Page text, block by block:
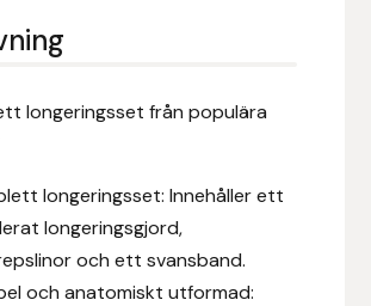
longeringsset från populära
longeringsset: Innehåller ett
longeringsgjord,
och ett svansband.
och anatomiskt utformad: